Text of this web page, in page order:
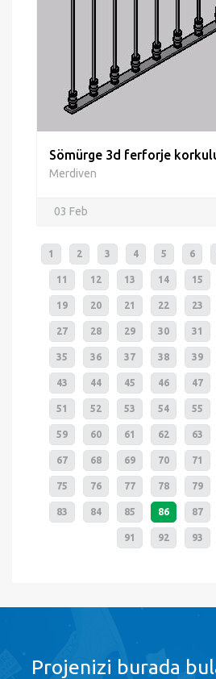
Sömürge 3d ferforje
Merdiven
03 Feb
1 2 3 4 5 6
11 12 13 14 15
19 20 21 22 23
27 28 29 30 31
35 36 37 38 39
43 44 45 46 47
51 52 53 54 55
59 60 61 62 63
67 68 69 70 71
75 76 77 78 79
83 84 85 86 87
91 92 93
Projenizi burada